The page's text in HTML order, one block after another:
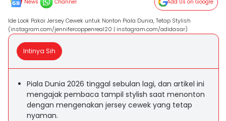
News Channel Add Us on Google
Ide Look Pakai Jersey Cewek untuk Nonton Piala Dunia, Tetap Stylish
(instagram.com/jennifercoppenreal20 | instagram.com/adidasar)
Intinya Sih
Piala Dunia 2026 tinggal sebulan lagi, dan artikel ini
mengajak pembaca tampil stylish saat menonton
dengan mengenakan jersey cewek yang tetap
nyaman.